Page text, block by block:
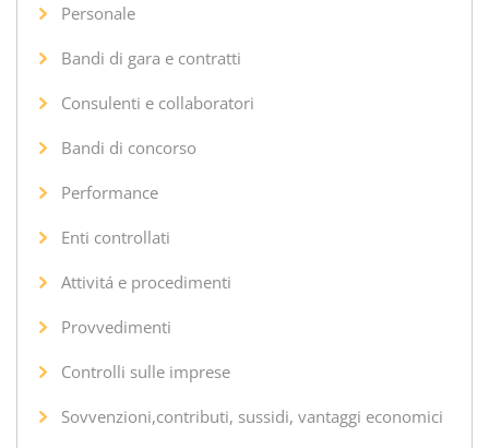
Personale
Bandi di gara e contratti
Consulenti e collaboratori
Bandi di concorso
Performance
Enti controllati
Attivitá e procedimenti
Provvedimenti
Controlli sulle imprese
Sovvenzioni,contributi, sussidi, vantaggi economici